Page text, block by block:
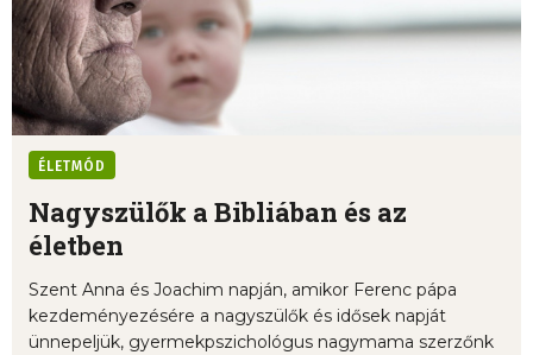
ÉLETMÓD
Nagyszülők a Bibliában és az
életben
Szent Anna és Joachim napján, amikor Ferenc pápa
kezdeményezésére a nagyszülők és idősek napját
ünnepeljük, gyermekpszichológus nagymama szerzőnk